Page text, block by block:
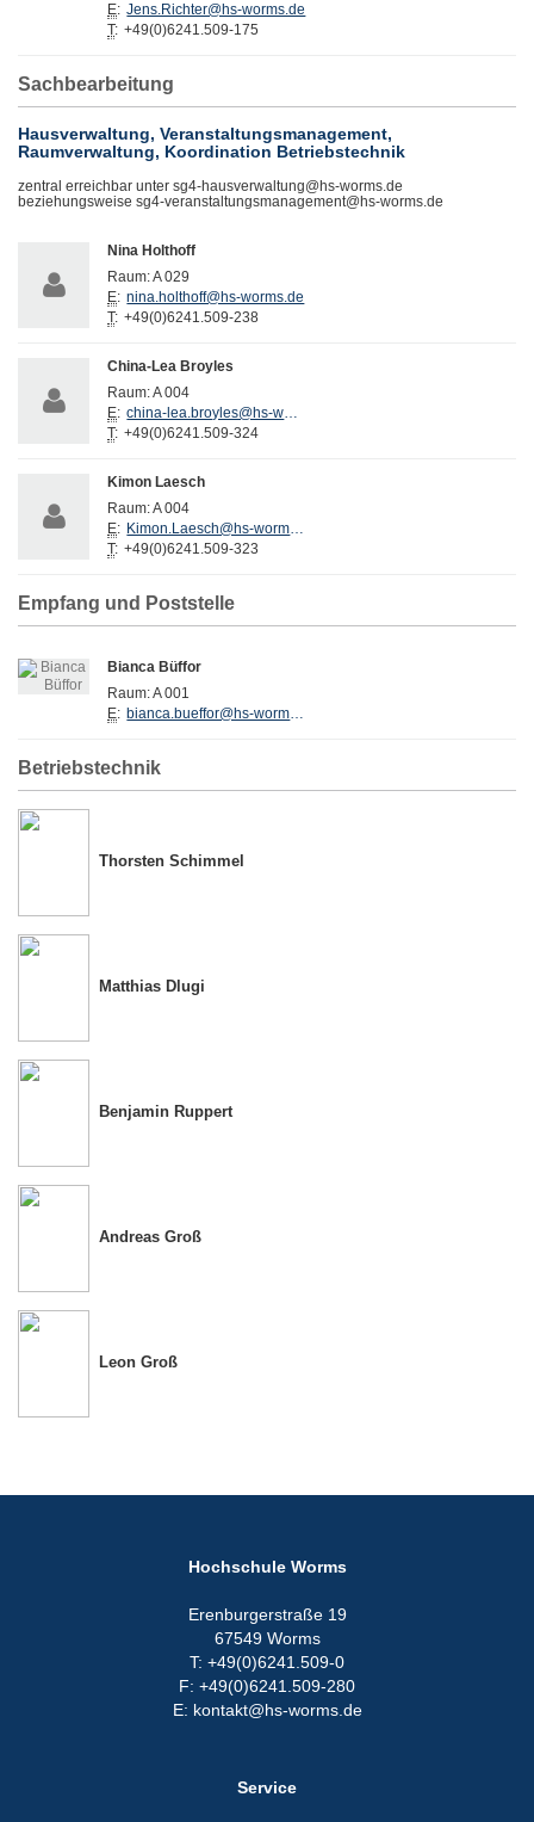
E: Jens.Richter@hs-worms.de
T: +49(0)6241.509-175
Sachbearbeitung
Hausverwaltung, Veranstaltungsmanagement,
Raumverwaltung, Koordination Betriebstechnik
zentral erreichbar unter sg4-hausverwaltung@hs-worms.de
beziehungsweise sg4-veranstaltungsmanagement@hs-worms.de
Nina Holthoff
Raum:A 029
E: nina.holthoff@hs-worms.de
T: +49(0)6241.509-238
China-Lea Broyles
Raum:A 004
E:
china-lea.broyles@hs-worms.de
T: +49(0)6241.509-324
Kimon Laesch
Raum:A 004
E:
Kimon.Laesch@hs-worms.de
T: +49(0)6241.509-323
Empfang und Poststelle
Bianca Büffor
Raum:A 001
E: bianca.bueffor@hs-worms.de
Betriebstechnik
Thorsten Schimmel
Matthias Dlugi
Benjamin Ruppert
Andreas Groß
Leon Groß
Hochschule Worms
Erenburgerstraße 19
67549 Worms
T: +49(0)6241.509-0
F: +49(0)6241.509-280
E: kontakt@hs-worms.de
Service